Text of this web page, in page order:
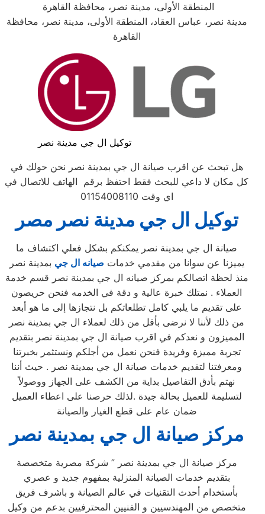
المنطقة الأولى، مدينة نصر، محافظة القاهرة
مدينة نصر، عباس العقاد، المنطقة الأولى، مدينة نصر، محافظة
القاهرة
توكيل ال جي مدينة نصر
هل تبحث عن اقرب صيانة ال جي بمدينة نصر نحن حولك في
كل مكان لا داعي للبحث فقط احتفظ برقم الهاتف للاتصال في
اي وقت 01154008110
توكيل ال جي مدينة نصر مصر
صيانة ال جي بمدينة نصر يمكنكم بشكل فعلي اكتشاف ما
يميزنا عن سوانا من مقدمي خدمات صيانه ال جي بمدينة نصر
منذ لحظة اتصالكم بمركز صيانه ال جي بمدينة نصر قسم خدمة
العملاء . نمتلك خبرة عالية و دقة في الخدمه فنحن حريصون
على تقديم ما يلبي كامل تطلعاتكم بل نتجازها إلى ما هو أبعد
من ذلك لأننا لا نرضى بأقل من ذلك لعملاء ال جي بمدينة نصر
المميزون و نعدكم في اقرب صيانة ال جي بمدينة نصر بتقديم
تجربة مميزة وفريدة فنحن نعمل من أجلكم ونستثمر بخبرتنا
ومعرفتنا لتقديم خدمات صيانة ال جي بمدينة نصر . حيث أننا
نهتم بأدق التفاصيل بداية من الكشف على الجهاز ووصولاً
لتسليمة للعميل بحالة جيدة .لذلك حرصنا على اعطاء العميل
ضمان عام على قطع الغيار والصيانة
مركز صيانة ال جي بمدينة نصر
مركز صيانة ال جي بمدينة نصر ” شركة مصرية متخصصة
بتقديم خدمات الصيانة المنزلية بمفهوم جديد و عصري
بأستخدام أحدث التقنيات في عالم الصيانة و باشرف فريق
متخصص من المهندسيين و الفنيين المحترفيين بدعم من وكيل